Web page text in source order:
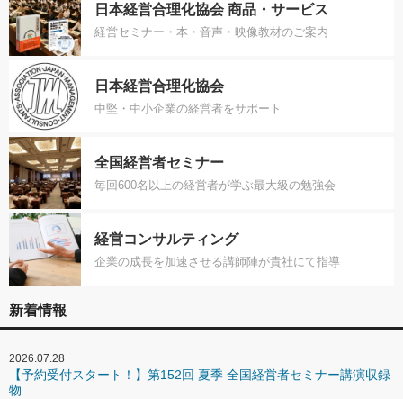
日本経営合理化協会 商品・サービス
経営セミナー・本・音声・映像教材のご案内
日本経営合理化協会
中堅・中小企業の経営者をサポート
全国経営者セミナー
毎回600名以上の経営者が学ぶ最大級の勉強会
経営コンサルティング
企業の成長を加速させる講師陣が貴社にて指導
新着情報
2026.07.28
【予約受付スタート！】第152回 夏季 全国経営者セミナー講演収録
物